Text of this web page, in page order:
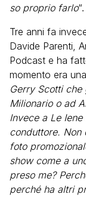
so proprio farlo“.
Tre anni fa
Davide Parenti,
Podcast e ha
momento era
Gerry Scotti
Milionario o ad
Invece a Le
conduttore. Non
foto
show come a
preso me?
perché ha altri